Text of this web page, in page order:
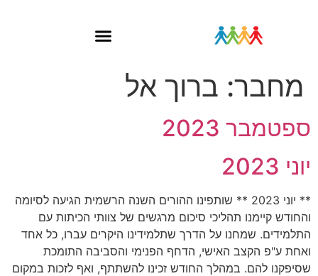
מחבר: ברוך אל
ספטמבר 2023
יוני 2023
** יוני 2023 ** שותפינו ההורים השנה הרשמית הגיעה לסיומה
והחודש קיימנו תהליכי סיכום מרגשים של צוותי הכיתות עם
התלמידים. שמחנו על הדרך שתלמידינו היקרים עברו, כל אחד
ואחת ע"פ הקצב האישי, הדחף הפנימי והסביבה התומכת
שסיפקנו להם. במהלך החודש זכינו להשתתף, ואף לזכות במקום